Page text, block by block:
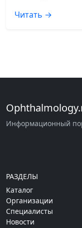
Читать →
Информационный
РАЗДЕЛЫ
Каталог
Организации
Специалисты
Новости